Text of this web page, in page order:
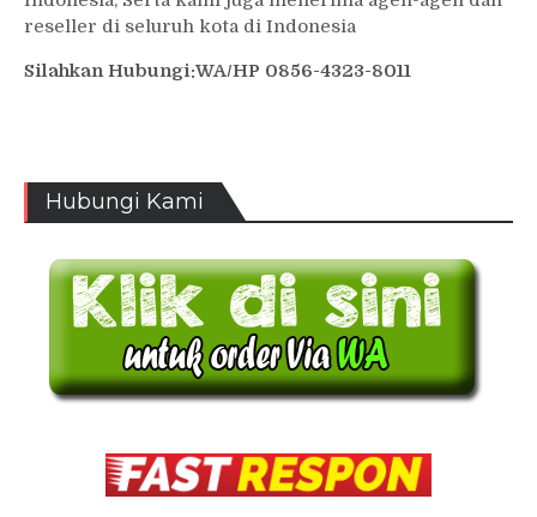
reseller di seluruh kota di Indonesia
Silahkan Hubungi:WA/HP 0856-4323-8011
Hubungi Kami